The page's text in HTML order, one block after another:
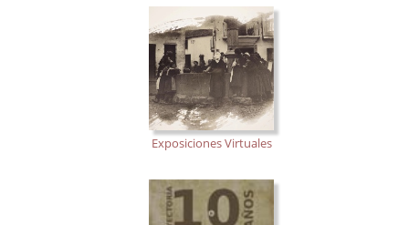
Exposiciones Virtuales